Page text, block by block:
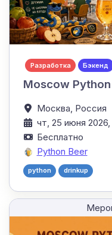
Разработка Бэкенд
Moscow
Москва, Россия
чт, 25 июня
Бесплатно
Python Beer
python drinkup